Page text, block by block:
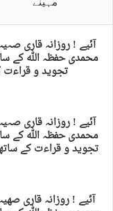
محمدی حفظہ اللہ کے
تجوید و
محمدی حفظہ اللہ کے
تجوید و قراءت کے